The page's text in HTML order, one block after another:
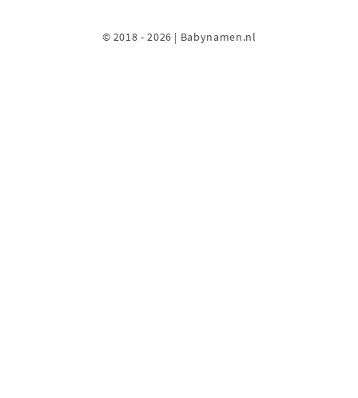
© 2018 - 2026 | Babynamen.nl